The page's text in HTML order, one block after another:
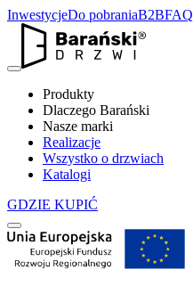
InwestycjeDo pobraniaB2BFAQ
Produkty
Dlaczego Barański
Nasze marki
Realizacje
Wszystko o drzwiach
Katalogi
GDZIE KUPIĆ